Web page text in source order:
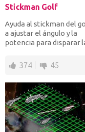
Stickman Golf
Ayuda al stickman del
a ajustar el ángulo y la
potencia para disparar
374 45